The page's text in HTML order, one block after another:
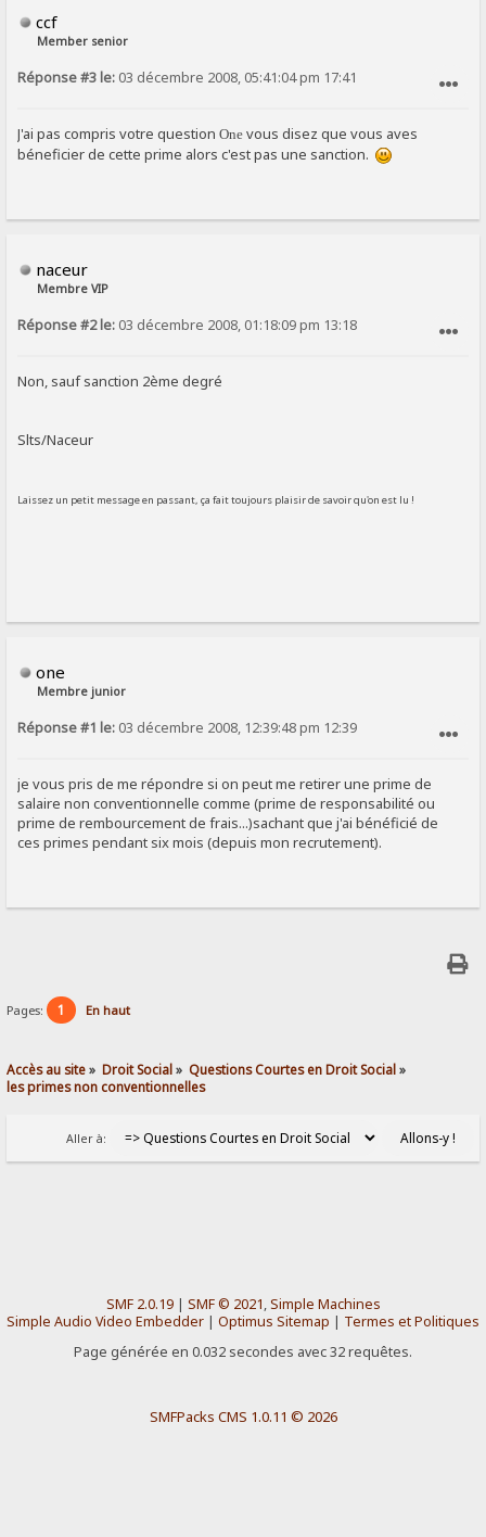
ccf
Member senior
Réponse #3 le: 03 décembre 2008, 05:41:04 pm 17:41
J'ai pas compris votre questionOne vous disez que vous aves
béneficier de cette prime alors c'est pas une sanction.
naceur
Membre VIP
Réponse #2 le: 03 décembre 2008, 01:18:09 pm 13:18
Non, sauf sanction 2ème degré
Slts/Naceur
Laissez un petit message en passant, ça fait toujours plaisir de savoir qu'on est lu !
one
Membre junior
Réponse #1 le: 03 décembre 2008, 12:39:48 pm 12:39
je vous pris de me répondre si on peut me retirer une prime de
salaire non conventionnelle comme (prime de responsabilité ou
prime de rembourcement de frais...)sachant que j'ai bénéficié de
ces primes pendant six mois (depuis mon recrutement).
Pages: 1 En haut
Accès au site» Droit Social» Questions Courtes en Droit Social»
les primes non conventionnelles
Aller à:
SMF 2.0.19| SMF © 2021,Simple Machines
Simple Audio Video Embedder | Optimus Sitemap | Termes et Politiques
Page générée en 0.032 secondes avec 32 requêtes.
SMFPacks CMS 1.0.11 © 2026